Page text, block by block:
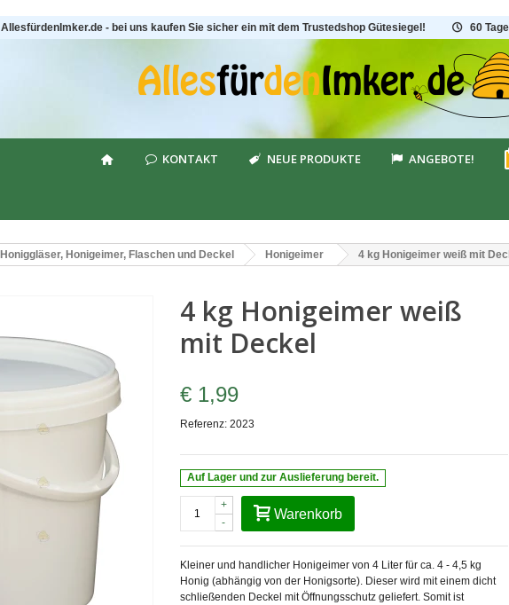
AllesfürdenImker.de - bei uns kaufen Sie sicher ein mit dem Trustedshop Gütesiegel!
60
KONTAKT NEUE PRODUKTE ANGEBOTE!
Honiggläser, Honigeimer, Flaschen und Deckel Honigeimer 4 kg Honigeimer weiß mit
4 kg Honigeimer weiß
mit Deckel
€ 1,99
Referenz: 2023
Auf Lager und zur Auslieferung bereit.
-
+
Warenkorb
Kleiner und handlicher Honigeimer von 4 Liter für ca. 4 - 4,5 kg
Honig (abhängig von der Honigsorte). Dieser wird mit einem dicht
schließenden Deckel mit Öffnungsschutz geliefert. Somit ist